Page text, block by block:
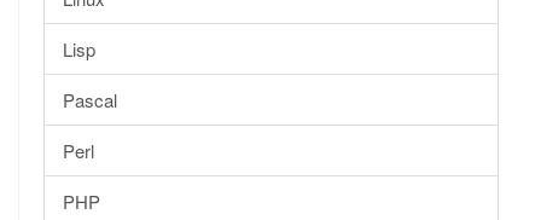
Lisp
Pascal
Perl
PHP